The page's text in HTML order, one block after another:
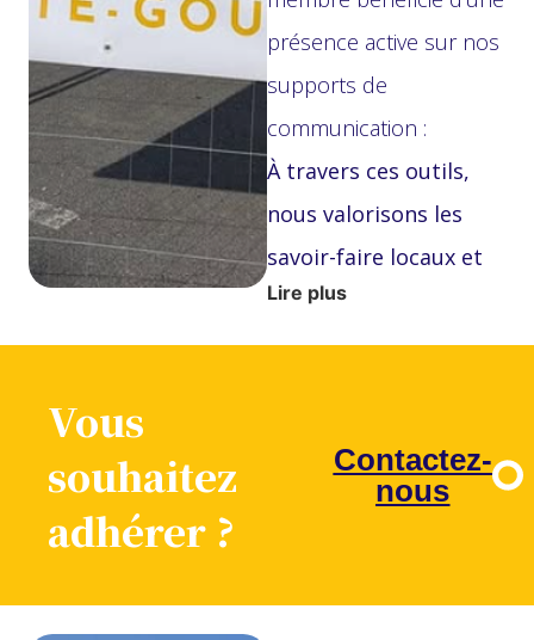
présence active sur nos
supports de
communication :
À travers ces outils,
nous valorisons les
savoir-faire locaux et
encourageons la
consommation de
Mais surtout,
nous
multiplions les
Lire plus
Vous
souhaitez
adhérer ?
Contactez-
nous